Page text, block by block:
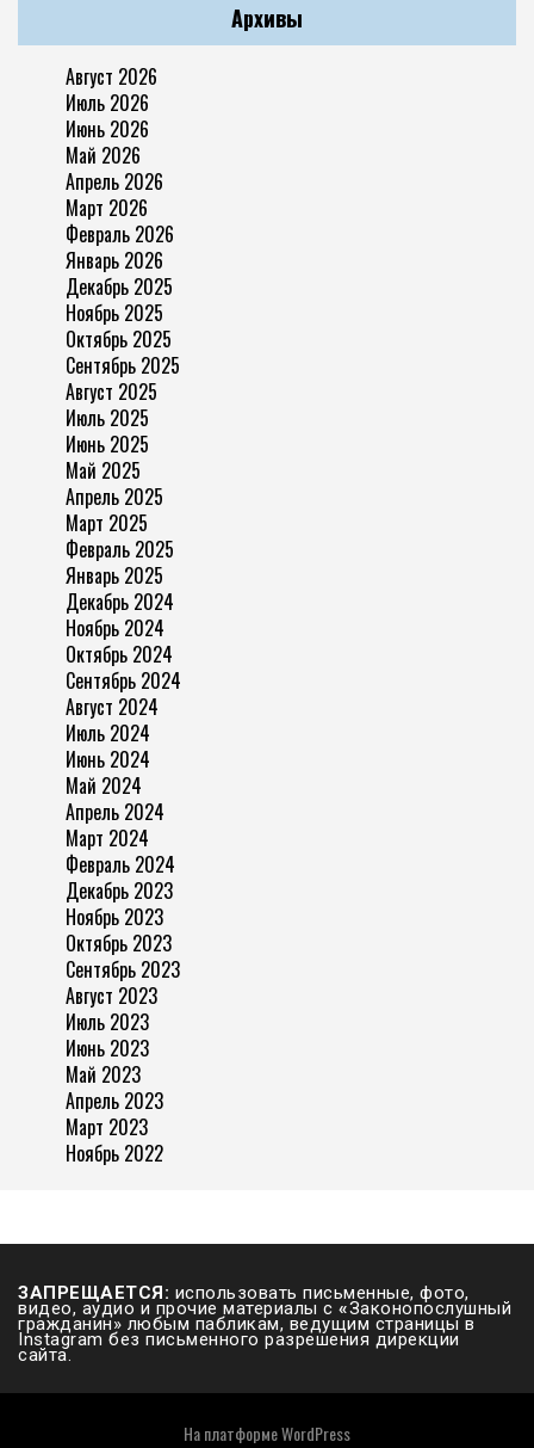
Архивы
Август 2026
Июль 2026
Июнь 2026
Май 2026
Апрель 2026
Март 2026
Февраль 2026
Январь 2026
Декабрь 2025
Ноябрь 2025
Октябрь 2025
Сентябрь 2025
Август 2025
Июль 2025
Июнь 2025
Май 2025
Апрель 2025
Март 2025
Февраль 2025
Январь 2025
Декабрь 2024
Ноябрь 2024
Октябрь 2024
Сентябрь 2024
Август 2024
Июль 2024
Июнь 2024
Май 2024
Апрель 2024
Март 2024
Февраль 2024
Декабрь 2023
Ноябрь 2023
Октябрь 2023
Сентябрь 2023
Август 2023
Июль 2023
Июнь 2023
Май 2023
Апрель 2023
Март 2023
Ноябрь 2022
ЗАПРЕЩАЕТСЯ: использовать письменные, фото,
видео, аудио и прочие материалы с «Законопослушный
гражданин» любым пабликам, ведущим страницы в
Instagram без письменного разрешения дирекции
сайта.
На платформеWordPress